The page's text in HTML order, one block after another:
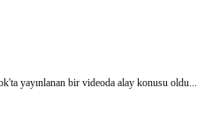
yayınlanan bir videoda alay konusu oldu...